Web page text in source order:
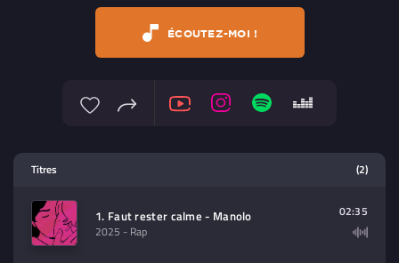
ÉCOUTEZ-MOI !
contenu à lire (audio/video)
Titres (2)
1. Faut rester calme - Manolo
2025 - Rap
02:35